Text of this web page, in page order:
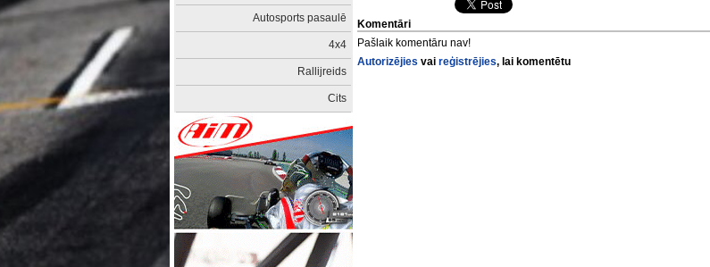
Autosports pasaulē
4x4
Rallijreids
Cits
Komentāri
Pašlaik komentāru nav!
Autorizējies vai reģistrējies, lai komentētu